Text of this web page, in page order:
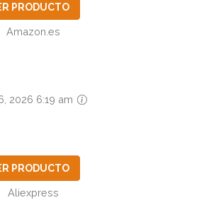
PRODUCTO
Amazon.es
2026 6:19 am
PRODUCTO
Aliexpress